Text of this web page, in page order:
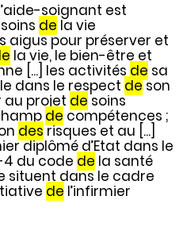
soignant est
soins de la vie
aigus pour préserver et
la vie, le bien-être et
[...] les activités de sa
dans le respect deson
au projet desoins
de compétences ;
desrisques et au [...]
diplômé d’Etat dans le
4 du code de la santé
situent dans le cadre
de l’infirmier